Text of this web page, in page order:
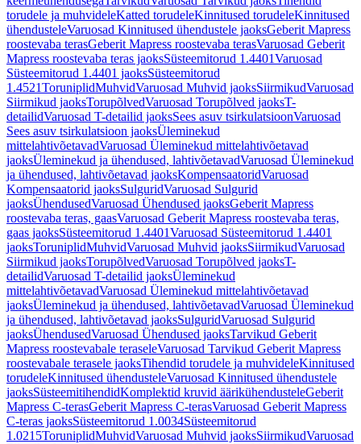
torudele ja muhvideleKatted torudeleKinnitused torudeleKinnitused
ühendusteleVaruosad Kinnitused ühendustele jaoksGeberit Mapress
roostevaba terasGeberit Mapress roostevaba terasVaruosad Geberit
Mapress roostevaba teras jaoksSüsteemitorud 1.4401Varuosad
Süsteemitorud 1.4401 jaoksSüsteemitorud
1.4521ToruniplidMuhvidVaruosad Muhvid jaoksSiirmikudVaruosad
Siirmikud jaoksTorupõlvedVaruosad Torupõlved jaoksT-
detailidVaruosad T-detailid jaoksSees asuv tsirkulatsioonVaruosad
Sees asuv tsirkulatsioon jaoksÜleminekud
mittelahtivõetavadVaruosad Üleminekud mittelahtivõetavad
jaoksÜleminekud ja ühendused, lahtivõetavadVaruosad Üleminekud
ja ühendused, lahtivõetavad jaoksKompensaatoridVaruosad
Kompensaatorid jaoksSulguridVaruosad Sulgurid
jaoksÜhendusedVaruosad Ühendused jaoksGeberit Mapress
roostevaba teras, gaasVaruosad Geberit Mapress roostevaba teras,
gaas jaoksSüsteemitorud 1.4401Varuosad Süsteemitorud 1.4401
jaoksToruniplidMuhvidVaruosad Muhvid jaoksSiirmikudVaruosad
Siirmikud jaoksTorupõlvedVaruosad Torupõlved jaoksT-
detailidVaruosad T-detailid jaoksÜleminekud
mittelahtivõetavadVaruosad Üleminekud mittelahtivõetavad
jaoksÜleminekud ja ühendused, lahtivõetavadVaruosad Üleminekud
ja ühendused, lahtivõetavad jaoksSulguridVaruosad Sulgurid
jaoksÜhendusedVaruosad Ühendused jaoksTarvikud Geberit
Mapress roostevabale teraseleVaruosad Tarvikud Geberit Mapress
roostevabale terasele jaoksTihendid torudele ja muhvideleKinnitused
torudeleKinnitused ühendusteleVaruosad Kinnitused ühendustele
jaoksSüsteemitihendidKomplektid kruvid äärikühendusteleGeberit
Mapress C-terasGeberit Mapress C-terasVaruosad Geberit Mapress
C-teras jaoksSüsteemitorud 1.0034Süsteemitorud
1.0215ToruniplidMuhvidVaruosad Muhvid jaoksSiirmikudVaruosad